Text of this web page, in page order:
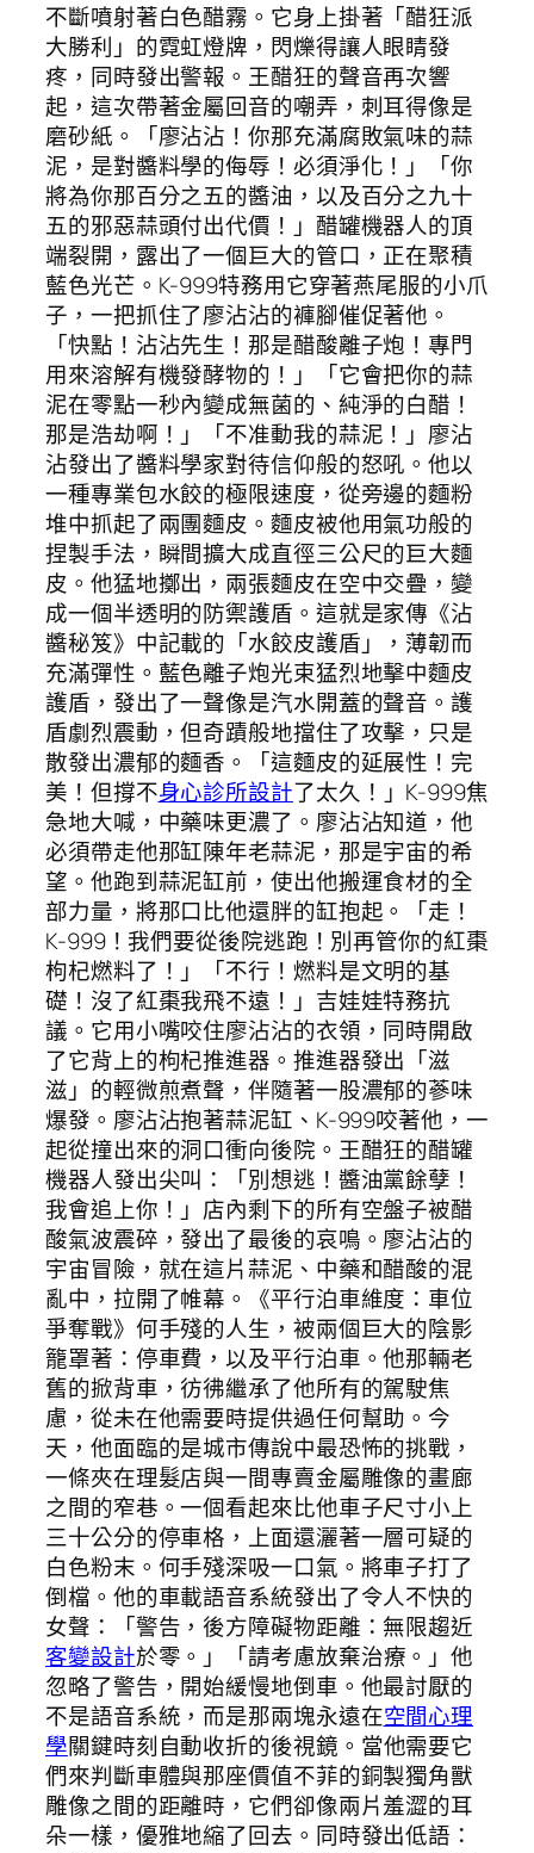
不斷噴射著白色醋霧。它身上掛著「醋狂派
大勝利」的霓虹燈牌，閃爍得讓人眼睛發
疼，同時發出警報。王醋狂的聲音再次響
起，這次帶著金屬回音的嘲弄，刺耳得像是
磨砂紙。「廖沾沾！你那充滿腐敗氣味的蒜
泥，是對醬料學的侮辱！必須淨化！」「你
將為你那百分之五的醬油，以及百分之九十
五的邪惡蒜頭付出代價！」醋罐機器人的頂
端裂開，露出了一個巨大的管口，正在聚積
藍色光芒。K-999特務用它穿著燕尾服的小爪
子，一把抓住了廖沾沾的褲腳催促著他。
「快點！沾沾先生！那是醋酸離子炮！專門
用來溶解有機發酵物的！」「它會把你的蒜
泥在零點一秒內變成無菌的、純淨的白醋！
那是浩劫啊！」「不准動我的蒜泥！」廖沾
沾發出了醬料學家對待信仰般的怒吼。他以
一種專業包水餃的極限速度，從旁邊的麵粉
堆中抓起了兩團麵皮。麵皮被他用氣功般的
捏製手法，瞬間擴大成直徑三公尺的巨大麵
皮。他猛地擲出，兩張麵皮在空中交疊，變
成一個半透明的防禦護盾。這就是家傳《沾
醬秘笈》中記載的「水餃皮護盾」，薄韌而
充滿彈性。藍色離子炮光束猛烈地擊中麵皮
護盾，發出了一聲像是汽水開蓋的聲音。護
盾劇烈震動，但奇蹟般地擋住了攻擊，只是
散發出濃郁的麵香。「這麵皮的延展性！完
美！但撐不身心診所設計了太久！」K-999焦
急地大喊，中藥味更濃了。廖沾沾知道，他
必須帶走他那缸陳年老蒜泥，那是宇宙的希
望。他跑到蒜泥缸前，使出他搬運食材的全
部力量，將那口比他還胖的缸抱起。「走！
K-999！我們要從後院逃跑！別再管你的紅棗
枸杞燃料了！」「不行！燃料是文明的基
礎！沒了紅棗我飛不遠！」吉娃娃特務抗
議。它用小嘴咬住廖沾沾的衣領，同時開啟
了它背上的枸杞推進器。推進器發出「滋
滋」的輕微煎煮聲，伴隨著一股濃郁的蔘味
爆發。廖沾沾抱著蒜泥缸、K-999咬著他，一
起從撞出來的洞口衝向後院。王醋狂的醋罐
機器人發出尖叫：「別想逃！醬油黨餘孽！
我會追上你！」店內剩下的所有空盤子被醋
酸氣波震碎，發出了最後的哀鳴。廖沾沾的
宇宙冒險，就在這片蒜泥、中藥和醋酸的混
亂中，拉開了帷幕。《平行泊車維度：車位
爭奪戰》何手殘的人生，被兩個巨大的陰影
籠罩著：停車費，以及平行泊車。他那輛老
舊的掀背車，彷彿繼承了他所有的駕駛焦
慮，從未在他需要時提供過任何幫助。今
天，他面臨的是城市傳說中最恐怖的挑戰，
一條夾在理髮店與一間專賣金屬雕像的畫廊
之間的窄巷。一個看起來比他車子尺寸小上
三十公分的停車格，上面還灑著一層可疑的
白色粉末。何手殘深吸一口氣。將車子打了
倒檔。他的車載語音系統發出了令人不快的
女聲：「警告，後方障礙物距離：無限趨近
客變設計於零。」「請考慮放棄治療。」他
忽略了警告，開始緩慢地倒車。他最討厭的
不是語音系統，而是那兩塊永遠在空間心理
學關鍵時刻自動收折的後視鏡。當他需要它
們來判斷車體與那座價值不菲的銅製獨角獸
雕像之間的距離時，它們卻像兩片羞澀的耳
朵一樣，優雅地縮了回去。同時發出低語：